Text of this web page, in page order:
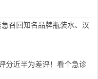
召回知名品牌瓶装水、汉
分近半为差评！看个急诊